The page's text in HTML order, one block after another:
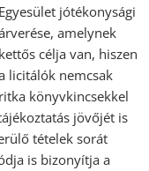
Egyesület jótékonysági
amelynek
kettős célja van, hiszen
licitálók nemcsak
ritka könyvkincsekkel
jövőjét is
tételek sorát
is bizonyítja a